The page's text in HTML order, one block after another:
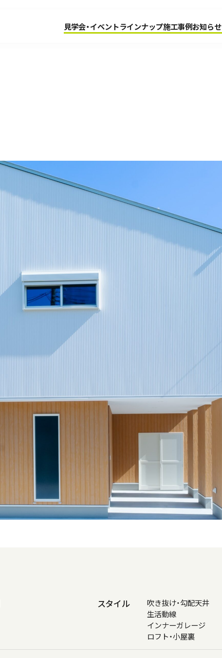
見学会・イベントラインナップ施工事例お知らせ
スタイル
吹き抜け・勾配天井
生活動線
インナーガレージ
ロフト・小屋裏